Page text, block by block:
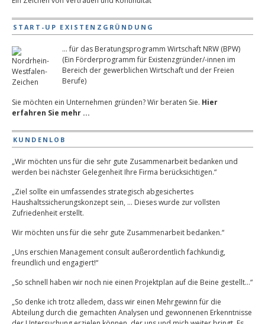
START-UP EXISTENZGRÜNDUNG
... für das Beratungsprogramm Wirtschaft NRW (BPW)
(Ein Förderprogramm für Existenzgründer/-innen im
Bereich der gewerblichen Wirtschaft und der Freien
Berufe)
Sie möchten ein Unternehmen gründen? Wir beraten Sie. Hier
erfahren Sie mehr ...
KUNDENLOB
„Wir möchten uns für die sehr gute Zusammenarbeit bedanken und
werden bei nächster Gelegenheit Ihre Firma berücksichtigen.“
„Ziel sollte ein umfassendes strategisch abgesichertes
Haushaltssicherungskonzept sein, … Dieses wurde zur vollsten
Zufriedenheit erstellt.
Wir möchten uns für die sehr gute Zusammenarbeit bedanken.“
„Uns erschien Management consult außerordentlich fachkundig,
freundlich und engagiert!“
„So schnell haben wir noch nie einen Projektplan auf die Beine gestellt…“
„So denke ich trotz alledem, dass wir einen Mehrgewinn für die
Abteilung durch die gemachten Analysen und gewonnenen Erkenntnisse